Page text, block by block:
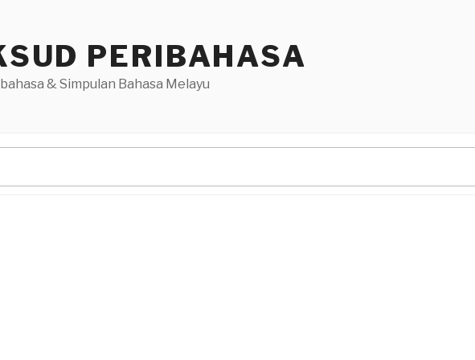
PERIBAHASA
& Simpulan Bahasa Melayu